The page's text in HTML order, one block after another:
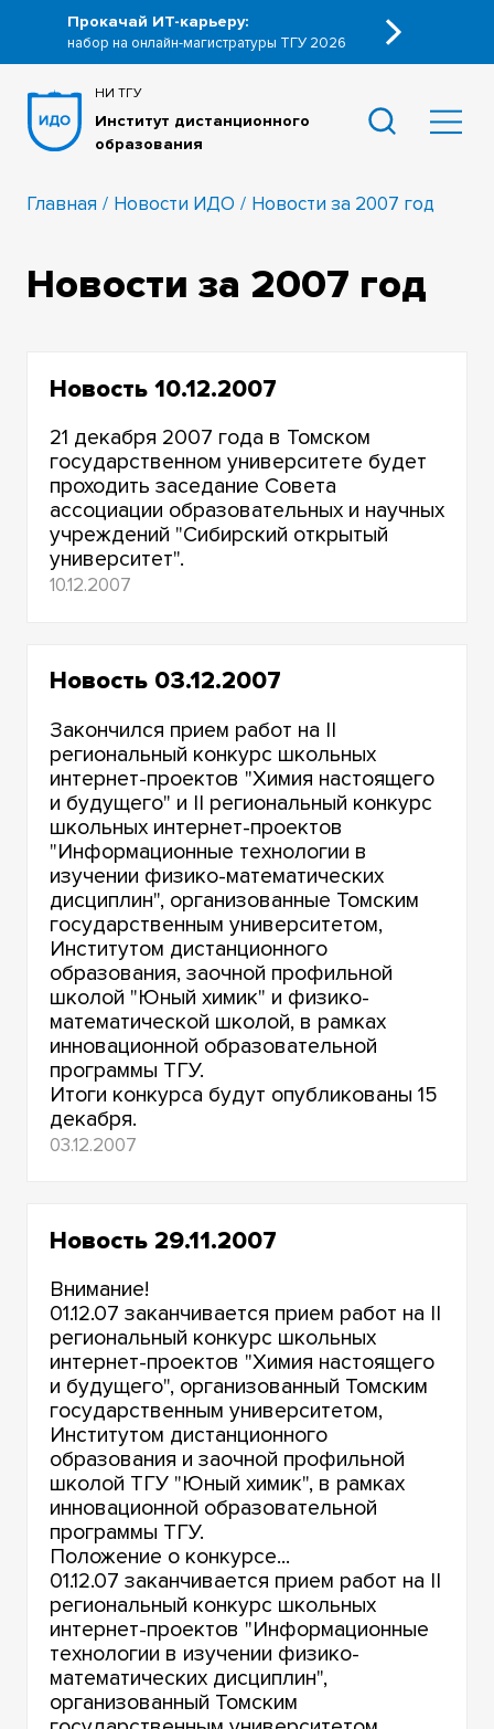
Прокачай ИТ-карьеру:
набор на онлайн-магистратуры ТГУ 2026
НИ ТГУ
Институт дистанционного
образования
Главная Новости ИДО Новости за 2007 год
Новости за 2007 год
Новость 10.12.2007
21 декабря 2007 года в Томском
государственном университете будет
проходить заседание Совета
ассоциации образовательных и научных
учреждений "Сибирский открытый
университет".
10.12.2007
Новость 03.12.2007
Закончился прием работ на II
региональный конкурс школьных
интернет-проектов "Химия настоящего
и будущего" и II региональный конкурс
школьных интернет-проектов
"Информационные технологии в
изучении физико-математических
дисциплин", организованные Томским
государственным университетом,
Институтом дистанционного
образования, заочной профильной
школой "Юный химик" и физико-
математической школой, в рамках
инновационной образовательной
программы ТГУ.
Итоги конкурса будут опубликованы 15
декабря.
03.12.2007
Новость 29.11.2007
Внимание!
01.12.07 заканчивается прием работ на II
региональный конкурс школьных
интернет-проектов "Химия настоящего
и будущего", организованный Томским
государственным университетом,
Институтом дистанционного
образования и заочной профильной
школой ТГУ "Юный химик", в рамках
инновационной образовательной
программы ТГУ.
Положение о конкурсе...
01.12.07 заканчивается прием работ на II
региональный конкурс школьных
интернет-проектов "Информационные
технологии в изучении физико-
математических дисциплин",
организованный Томским